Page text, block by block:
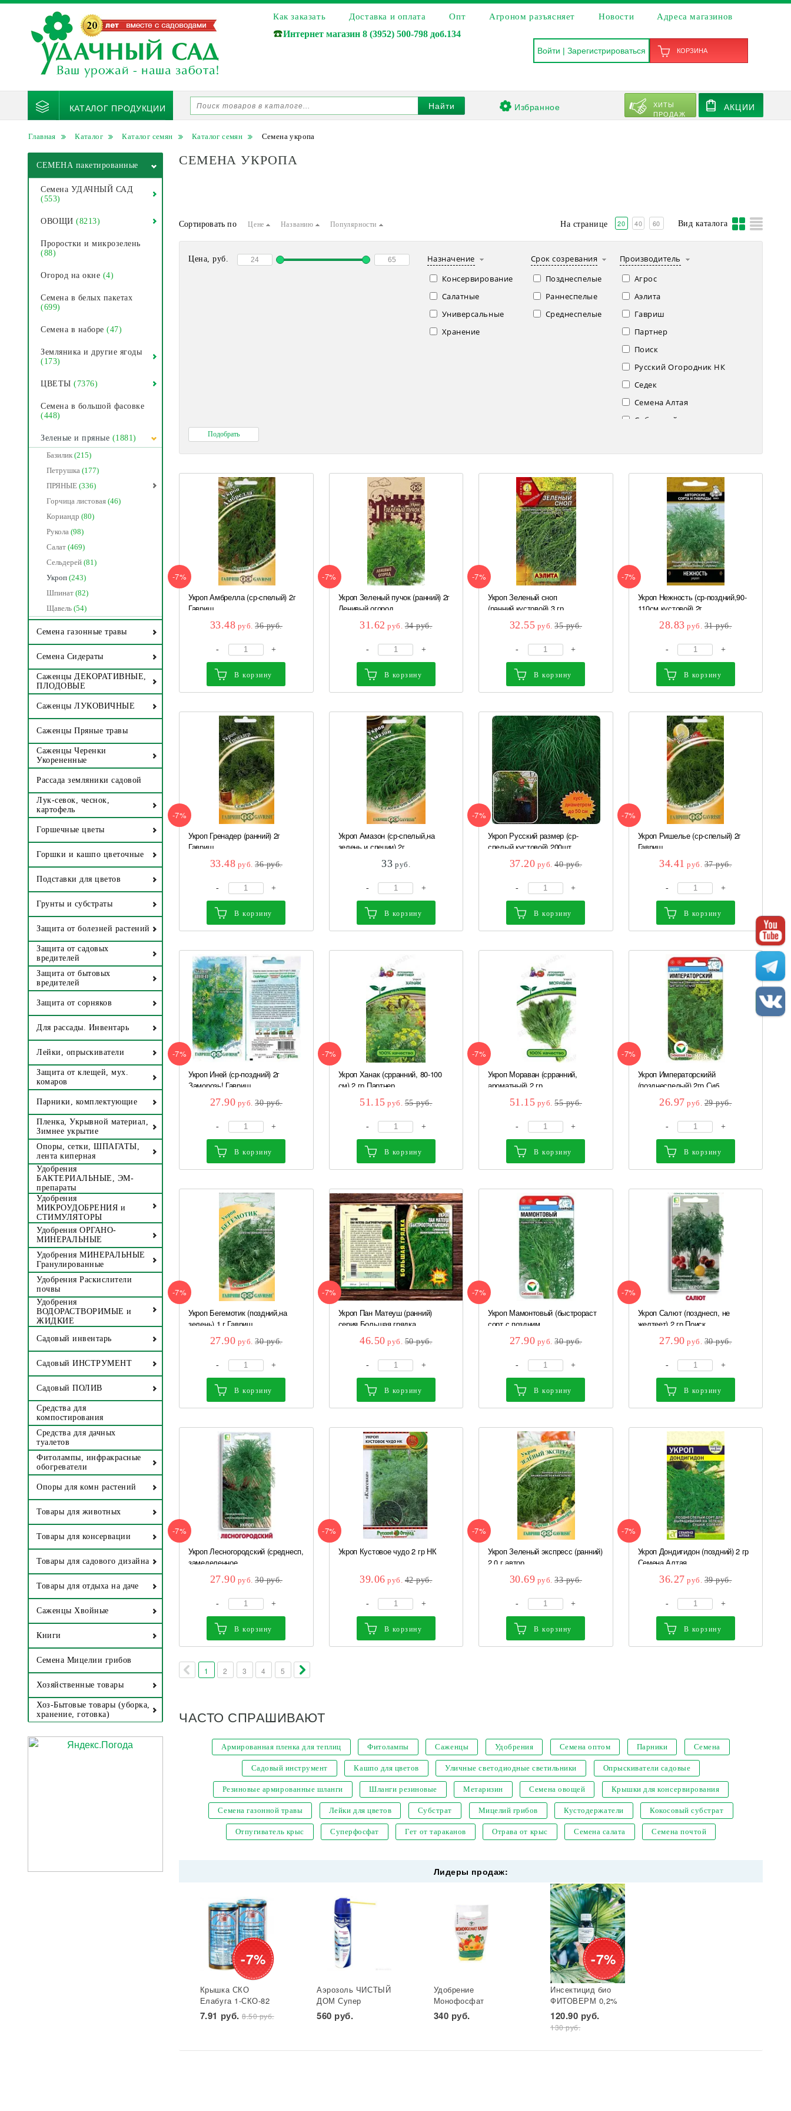
Как заказать Доставка и оплата Опт Агроном разъясняет Новости Адреса магазинов
☎️Интернет магазин 8 (3952) 500-798 доб.134
Войти | Зарегистрироваться КОРЗИНА
КАТАЛОГ ПРОДУКЦИИ Найти Избранное
ХИТЫ
ПРОДАЖ
АКЦИИ
Главная Каталог Каталог семян Каталог семян Семена укропа
СЕМЕНА пакетированные
Семена УДАЧНЫЙ САД
(553)
ОВОЩИ (8213)
Проростки и микрозелень
(88)
Огород на окне (4)
Семена в белых пакетах
(699)
Семена в наборе (47)
Земляника и другие ягоды
(173)
ЦВЕТЫ (7376)
Семена в большой фасовке
(448)
Зеленые и пряные (1881)
Базилик (215)
Петрушка (177)
ПРЯНЫЕ (336)
Горчица листовая (46)
Кориандр (80)
Рукола (98)
Салат (469)
Сельдерей (81)
Укроп (243)
Шпинат (82)
Щавель (54)
Семена газонные травы
Семена Сидераты
Саженцы ДЕКОРАТИВНЫЕ,
ПЛОДОВЫЕ
Саженцы ЛУКОВИЧНЫЕ
Саженцы Пряные травы
Саженцы Черенки
Укорененные
Рассада земляники садовой
Лук-севок, чеснок,
картофель
Горшечные цветы
Горшки и кашпо цветочные
Подставки для цветов
Грунты и субстраты
Защита от болезней растений
Защита от садовых
вредителей
Защита от бытовых
вредителей
Защита от сорняков
Для рассады. Инвентарь
Лейки, опрыскиватели
Защита от клещей, мух.
комаров
Парники, комплектующие
Пленка, Укрывной материал,
Зимнее укрытие
Опоры, сетки, ШПАГАТЫ,
лента киперная
Удобрения
БАКТЕРИАЛЬНЫЕ, ЭМ-
препараты
Удобрения
МИКРОУДОБРЕНИЯ и
СТИМУЛЯТОРЫ
Удобрения ОРГАНО-
МИНЕРАЛЬНЫЕ
Удобрения МИНЕРАЛЬНЫЕ
Гранулированные
Удобрения Раскислители
почвы
Удобрения
ВОДОРАСТВОРИМЫЕ и
ЖИДКИЕ
Садовый инвентарь
Садовый ИНСТРУМЕНТ
Садовый ПОЛИВ
Средства для
компостирования
Средства для дачных
туалетов
Фитолампы, инфракрасные
обогреватели
Опоры для комн растений
Товары для животных
Товары для консервации
Товары для садового дизайна
Товары для отдыха на даче
Саженцы Хвойные
Книги
Семена Мицелии грибов
Хозяйственные товары
Хоз-Бытовые товары (уборка,
хранение, готовка)
СЕМЕНА УКРОПА
Сортировать по Цене Названию Популярности На странице 20 40 60 Вид каталога
Цена, руб.
Назначение
Консервирование
Салатные
Универсальные
Хранение
Срок созревания
Позднеспелые
Раннеспелые
Среднеспелые
Производитель
Агрос
Аэлита
Гавриш
Партнер
Поиск
Русский Огородник НК
Седек
Семена Алтая
Сибирский сад
-7%
Укроп Амбрелла (ср-спелый) 2г
Гавриш
33.48 руб. 36руб.
- +
В корзину
-7%
Укроп Зеленый пучок (ранний) 2г
Ленивый огород...
31.62 руб. 34руб.
- +
В корзину
-7%
Укроп Зеленый сноп
(ранний,кустовой) 3 гр...
32.55 руб. 35руб.
- +
В корзину
-7%
Укроп Нежность (ср-поздний,90-
110см,кустовой) 2г...
28.83 руб. 31руб.
- +
В корзину
-7%
Укроп Гренадер (ранний) 2г
Гавриш
33.48 руб. 36руб.
- +
В корзину
Укроп Амазон (ср-спелый,на
зелень и специи) 2г...
33 руб.
- +
В корзину
-7%
Укроп Русский размер (ср-
спелый,кустовой) 200шт...
37.20 руб. 40руб.
- +
В корзину
-7%
Укроп Ришелье (ср-спелый) 2г
Гавриш
34.41 руб. 37руб.
- +
В корзину
-7%
Укроп Иней (ср-поздний) 2г
Заморозь! Гавриш
27.90 руб. 30руб.
- +
В корзину
-7%
Укроп Ханак (срранний, 80-100
см) 2 гр Партнер
51.15 руб. 55руб.
- +
В корзину
-7%
Укроп Мораван (срранний,
ароматный) 2 гр...
51.15 руб. 55руб.
- +
В корзину
-7%
Укроп Императорскийй
(позднеспелый) 2гр Сиб...
26.97 руб. 29руб.
- +
В корзину
-7%
Укроп Бегемотик (поздний,на
зелень) 1 г Гавриш
27.90 руб. 30руб.
- +
В корзину
-7%
Укроп Пан Матеуш (ранний)
серия Большая грядка...
46.50 руб. 50руб.
- +
В корзину
-7%
Укроп Мамонтовый (быстрораст
сорт с поздним...
27.90 руб. 30руб.
- +
В корзину
-7%
Укроп Салют (позднесп, не
желтеет) 2 гр Поиск
27.90 руб. 30руб.
- +
В корзину
-7%
Укроп Лесногородский (среднесп,
замеделенное...
27.90 руб. 30руб.
- +
В корзину
-7%
Укроп Кустовое чудо 2 гр НК
39.06 руб. 42руб.
- +
В корзину
-7%
Укроп Зеленый экспресс (ранний)
2,0 г автор...
30.69 руб. 33руб.
- +
В корзину
-7%
Укроп Дондигидон (поздний) 2 гр
Семена Алтая
36.27 руб. 39руб.
- +
В корзину
1 2 3 4 5
ЧАСТО СПРАШИВАЮТ
Армированная пленка для теплиц Фитолампы Саженцы Удобрения Семена оптом Парники Семена
Садовый инструмент Кашпо для цветов Уличные светодиодные светильники Опрыскиватели садовые
Резиновые армированные шланги Шланги резиновые Метаризин Семена овощей Крышки для консервирования
Семена газонной травы Лейки для цветов Субстрат Мицелий грибов Кустодержатели Кокосовый субстрат
Отпугиватель крыс Суперфосфат Гет от тараканов Отрава от крыс Семена салата Семена почтой
Лидеры продаж:
-7%
Крышка СКО
Елабуга 1-СКО-82
лакированная
Звезда 1/50/600*
7.91 руб.8.50 руб.
Аэрозоль ЧИСТЫЙ
ДОМ Супер
универ. фл 600 мл
(двойное
560 руб.
Удобрение
Монофосфат
калия
(монокалийфосфат)
340 руб.
-7%
Инсектицид био
ФИТОВЕРМ 0,2%
бут 25 мл ВХ 1/30
120.90 руб.
130 руб.